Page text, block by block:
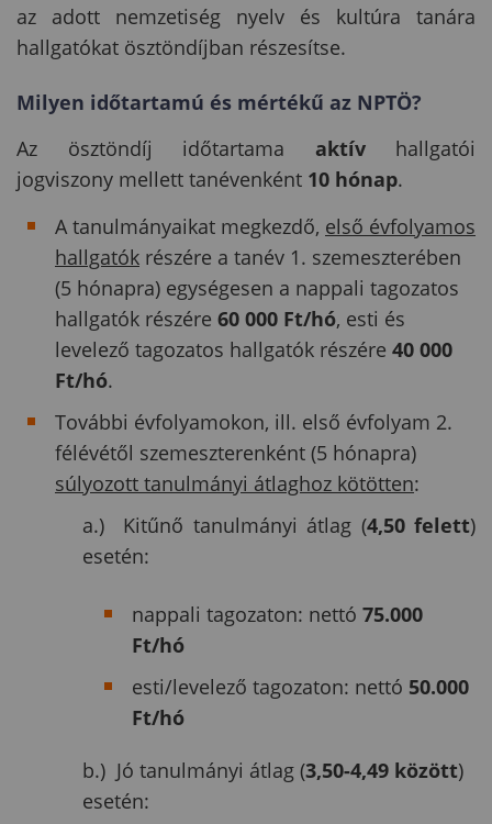
az adott nemzetiség nyelv és kultúra tanára
hallgatókat ösztöndíjban részesítse.
Milyen időtartamú és mértékű az NPTÖ?
Az ösztöndíj időtartama aktívhallgatói
jogviszony mellett tanévenként 10 hónap.
A tanulmányaikat megkezdő, első évfolyamos
hallgatók részére a tanév 1. szemeszterében
(5 hónapra) egységesen a nappali tagozatos
hallgatók részére 60 000 Ft/hó, esti és
levelező tagozatos hallgatók részére 40 000
Ft/hó.
További évfolyamokon, ill. első évfolyam 2.
félévétől szemeszterenként (5 hónapra)
súlyozott tanulmányi átlaghoz kötötten:
a.) Kitűnő tanulmányi átlag (4,50 felett)
esetén:
nappali tagozaton: nettó 75.000
Ft/hó
esti/levelező tagozaton: nettó 50.000
Ft/hó
b.) Jó tanulmányi átlag (3,50-4,49 között)
esetén: